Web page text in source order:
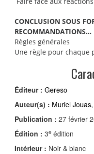
CONCLUSION SOUS
RECOMMANDATIONS…
Règles générales
Une règle pour chaque
Éditeur : Gereso
Auteur(s) : Muriel Jouas,
Publication : 27 février
Édition : 3e édition
Intérieur : Noir & blanc